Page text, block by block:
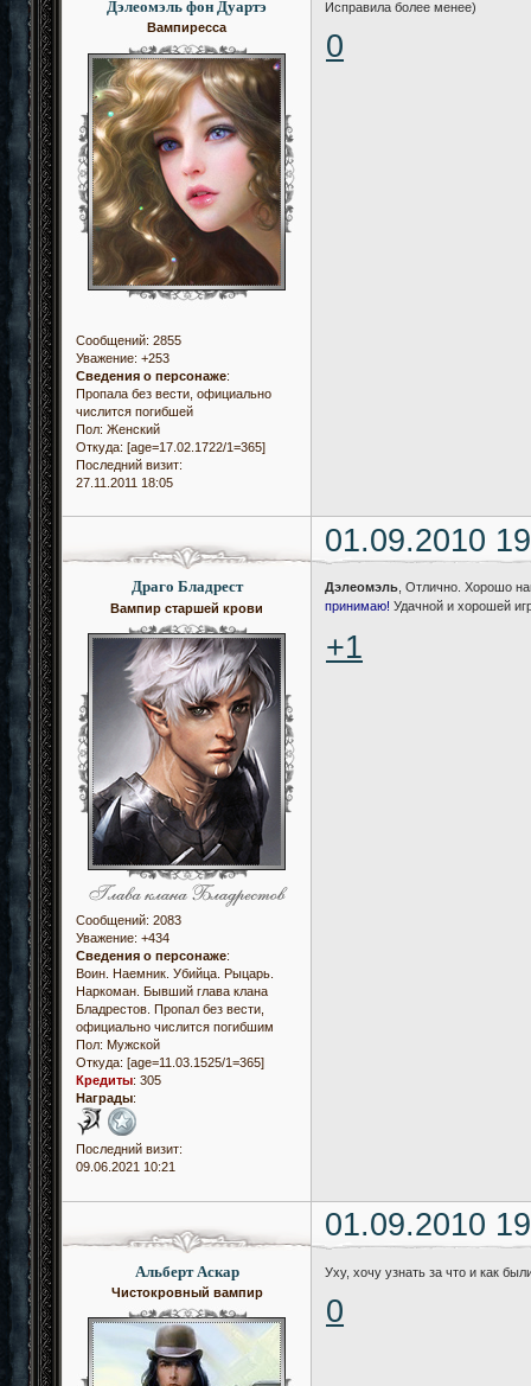
Дэлеомэль фон Дуартэ
Вампиресса
Сообщений: 2855
Уважение: +253
Сведения о персонаже:
Пропала без вести, официально
числится погибшей
Пол: Женский
Откуда: [age=17.02.1722/1=365]
Последний визит:
27.11.2011 18:05
Исправила более менее)
0
01.09.2010
Драго Бладрест
Вампир старшей крови
Сообщений: 2083
Уважение: +434
Сведения о персонаже:
Воин. Наемник. Убийца. Рыцарь.
Наркоман. Бывший глава клана
Бладрестов. Пропал без вести,
официально числится погибшим
Пол: Мужской
Откуда: [age=11.03.1525/1=365]
Кредиты: 305
Награды:
Последний визит:
09.06.2021 10:21
Дэлеомэль , Отлично. Хорошо
принимаю! Удачной и хорошей
+1
01.09.2010
Альберт Аскар
Чистокровный вампир
Уху, хочу узнать за что и как
0